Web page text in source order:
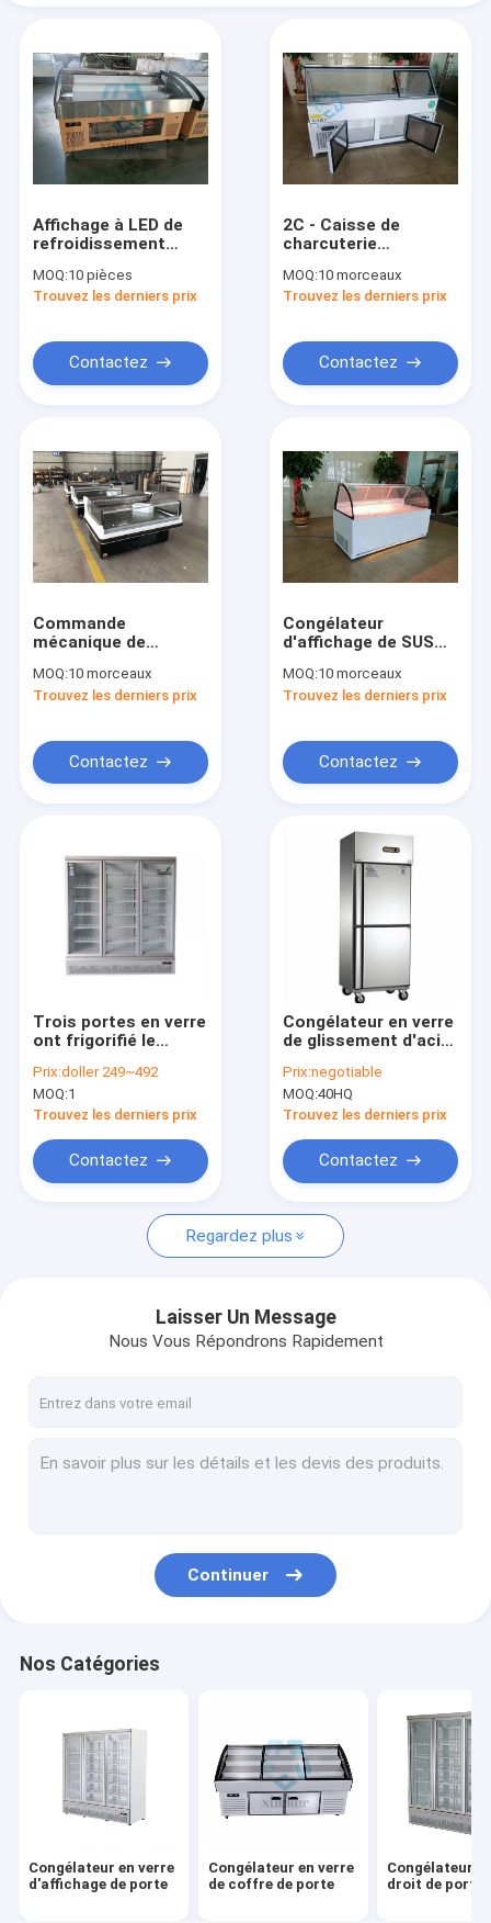
Produits
A propos de nous
Visite d'usine
Demande de soumission
Congélateur en verre d'affichage de porte
Congélateur en verre de coffre de porte
congélateur de viande de boucherie
Congélateurs d'acier inoxydable
Cabinet de rideau aérien
Congélateur d'île de supermarché
Affichage à LED de
refroidissement
de viande de boucher
de porte coulissante
MOQ:10 pièces
Trouvez les derniers prix
Contactez
2C - Caisse de
charcuterie
congélateur
d'affichage de fruits
MOQ:10 morceaux
Trouvez les derniers prix
Contactez
Commande
mécanique de
d'affichage de
charcuterie du cou
MOQ:10 morceaux
Trouvez les derniers prix
Contactez
Congélateur
d'affichage de SUS
refroidissement à
l'air avec le dégivrage
MOQ:10 morceaux
Trouvez les derniers prix
Contactez
Trois portes en verre
ont frigorifié le
stéréoscopique de
coffret d'étalage
Prix:doller 249~492
MOQ:1
Trouvez les derniers prix
Contactez
Congélateur en verre
de glissement d'acier
congélateur en verre
de glissement de
l'acier inoxydable
verre d'affichage de
porte de RoHS
Prix:negotiable
MOQ:40HQ
Trouvez les derniers prix
Contactez
Regardez plus
Laisser Un Message
Nous Vous Répondrons Rapidement
Continuer
Nos Catégories
Congélateur en verre
d'affichage de porte
Congélateur en verre
de coffre de porte
Congélateur
droit de porte